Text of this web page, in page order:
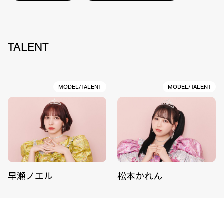
TALENT
MODEL/TALENT
早瀬ノエル
MODEL/TALENT
松本かれん